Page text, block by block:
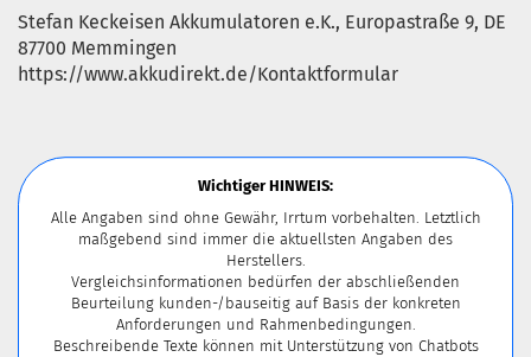
Stefan Keckeisen Akkumulatoren e.K., Europastraße 9, DE
87700 Memmingen
https://www.akkudirekt.de/Kontaktformular
Wichtiger HINWEIS:
Alle Angaben sind ohne Gewähr, Irrtum vorbehalten. Letztlich
maßgebend sind immer die aktuellsten Angaben des
Herstellers.
Vergleichsinformationen bedürfen der abschließenden
Beurteilung kunden-/bauseitig auf Basis der konkreten
Anforderungen und Rahmenbedingungen.
Beschreibende Texte können mit Unterstützung von Chatbots